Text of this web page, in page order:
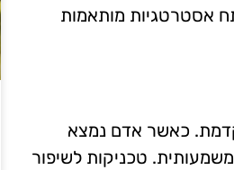
אסטרטגיות מותאמות
כאשר אדם נמצא
טכניקות לשיפור